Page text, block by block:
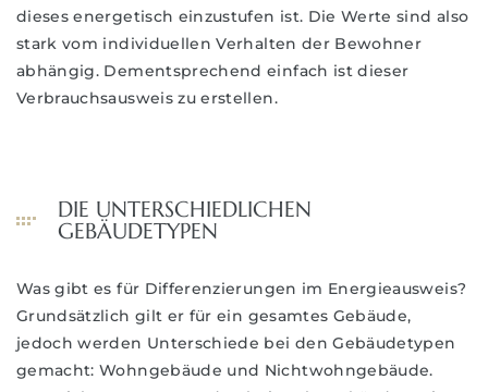
dieses energetisch einzustufen ist. Die Werte sind also
stark vom individuellen Verhalten der Bewohner
abhängig. Dementsprechend einfach ist dieser
Verbrauchsausweis zu erstellen.
DIE UNTERSCHIEDLICHEN
GEBÄUDETYPEN
Was gibt es für Differenzierungen im Energieausweis?
Grundsätzlich gilt er für ein gesamtes Gebäude,
jedoch werden Unterschiede bei den Gebäudetypen
gemacht: Wohngebäude und Nichtwohngebäude.